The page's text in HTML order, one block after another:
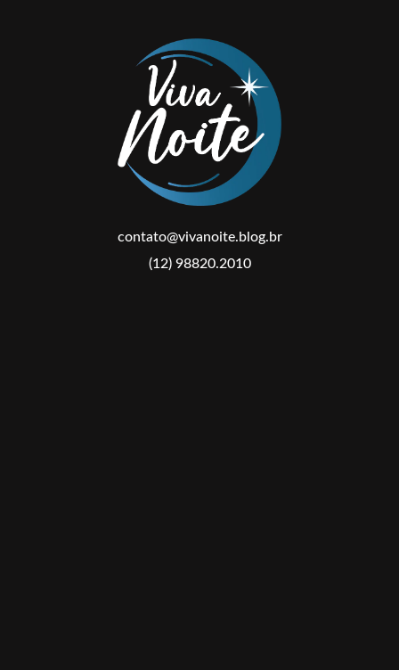
contato@vivanoite.blog.br
(12) 98820.2010